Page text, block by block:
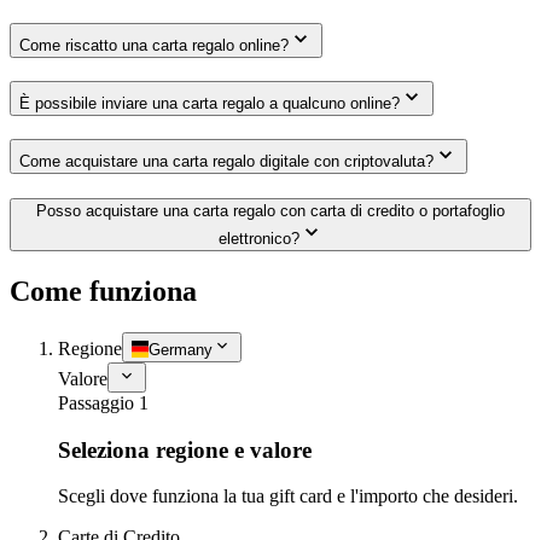
Come riscatto una carta regalo online?
È possibile inviare una carta regalo a qualcuno online?
Come acquistare una carta regalo digitale con criptovaluta?
Posso acquistare una carta regalo con carta di credito o portafoglio
elettronico?
Come funziona
Regione Germany
Valore
Passaggio 1
Seleziona regione e valore
Scegli dove funziona la tua gift card e l'importo che desideri.